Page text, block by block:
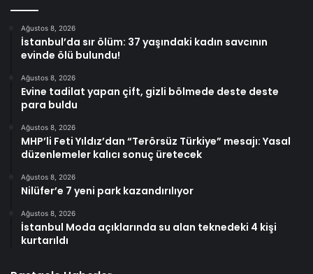
Ağustos 8, 2026
İstanbul’da sır ölüm: 37 yaşındaki kadın savcının
evinde ölü bulundu!
Ağustos 8, 2026
Evine tadilat yapan çift, gizli bölmede deste deste
para buldu
Ağustos 8, 2026
MHP’li Feti Yıldız’dan “Terörsüz Türkiye” mesajı: Yasal
düzenlemeler kalıcı sonuç üretecek
Ağustos 8, 2026
Nilüfer’e 7 yeni park kazandırılıyor
Ağustos 8, 2026
İstanbul Moda açıklarında su alan teknedeki 4 kişi
kurtarıldı